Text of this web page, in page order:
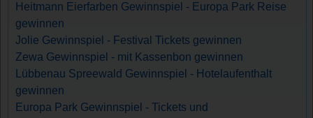
Heitmann Eierfarben Gewinnspiel - Europa Park Reise
gewinnen
Jolie Gewinnspiel - Festival Tickets gewinnen
Zewa Gewinnspiel - mit Kassenbon gewinnen
Lübbenau Spreewald Gewinnspiel - Hotelaufenthalt
gewinnen
Europa Park Gewinnspiel - Tickets und